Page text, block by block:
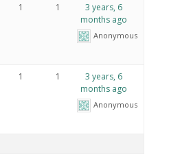
1 1
3 years, 6
months ago
Anonymous
1 1
3 years, 6
months ago
Anonymous